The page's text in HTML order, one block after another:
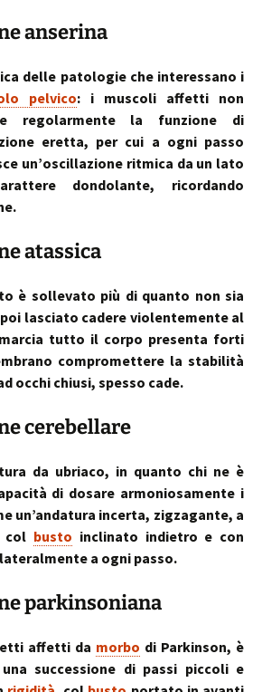
anserina
delle patologie che interessano i
pelvico: i muscoli affetti non
regolarmente la funzione di
eretta, per cui a ogni passo
un’oscillazione ritmica da un lato
dondolante, ricordando
atassica
è sollevato più di quanto non sia
lasciato cadere violentemente al
tutto il corpo presenta forti
compromettere la stabilità
occhi chiusi, spesso cade.
cerebellare
da ubriaco, in quanto chi ne è
di dosare armoniosamente i
un’andatura incerta, zigzagante, a
col busto inclinato indietro e con
a ogni passo.
parkinsoniana
affetti da morbo di Parkinson, è
successione di passi piccoli e